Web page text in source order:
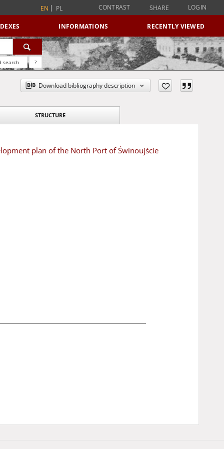
EN PL CONTRAST SHARE LOGIN
INFORMATIONS RECENTLY VIEWED
search ?
Download bibliography description
STRUCTURE
plan of the North Port of Świnoujście